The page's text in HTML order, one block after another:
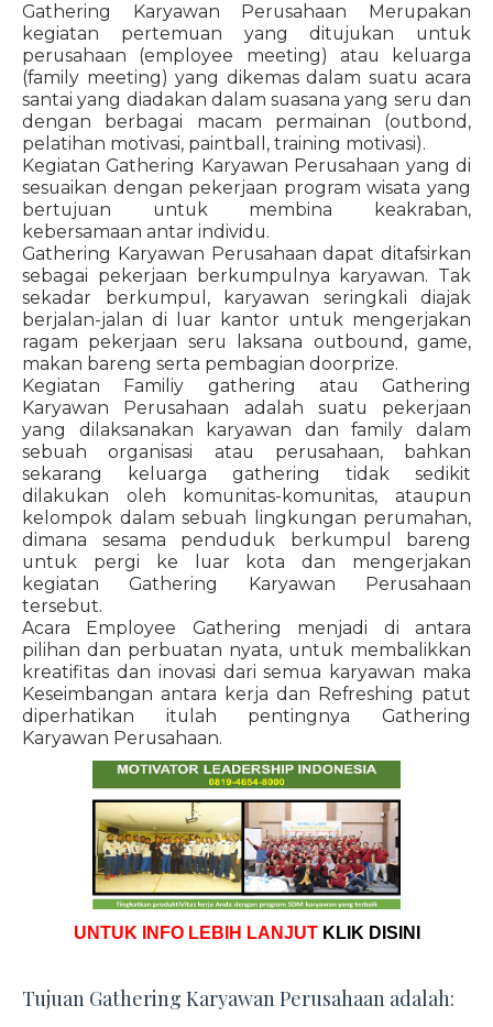
Gathering Karyawan Perusahaan Merupakan
kegiatan pertemuan yang ditujukan untuk
perusahaan (employee meeting) atau keluarga
(family meeting) yang dikemas dalam suatu acara
santai yang diadakan dalam suasana yang seru dan
dengan berbagai macam permainan (outbond,
pelatihan motivasi, paintball, training motivasi).
Kegiatan Gathering Karyawan Perusahaan yang di
sesuaikan dengan pekerjaan program wisata yang
bertujuan untuk membina keakraban,
kebersamaan antar individu.
Gathering Karyawan Perusahaan dapat ditafsirkan
sebagai pekerjaan berkumpulnya karyawan. Tak
sekadar berkumpul, karyawan seringkali diajak
berjalan-jalan di luar kantor untuk mengerjakan
ragam pekerjaan seru laksana outbound, game,
makan bareng serta pembagian doorprize.
Kegiatan Familiy gathering atau Gathering
Karyawan Perusahaan adalah suatu pekerjaan
yang dilaksanakan karyawan dan family dalam
sebuah organisasi atau perusahaan, bahkan
sekarang keluarga gathering tidak sedikit
dilakukan oleh komunitas-komunitas, ataupun
kelompok dalam sebuah lingkungan perumahan,
dimana sesama penduduk berkumpul bareng
untuk pergi ke luar kota dan mengerjakan
kegiatan Gathering Karyawan Perusahaan
tersebut.
Acara Employee Gathering menjadi di antara
pilihan dan perbuatan nyata, untuk membalikkan
kreatifitas dan inovasi dari semua karyawan maka
Keseimbangan antara kerja dan Refreshing patut
diperhatikan itulah pentingnya Gathering
Karyawan Perusahaan.
UNTUK INFO LEBIH LANJUT KLIK DISINI
Tujuan Gathering Karyawan Perusahaan adalah: